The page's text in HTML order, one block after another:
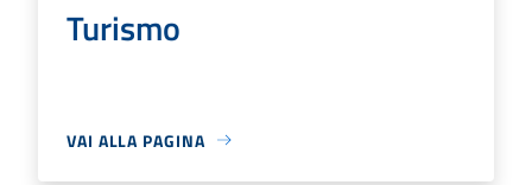
Turismo
VAI ALLA PAGINA